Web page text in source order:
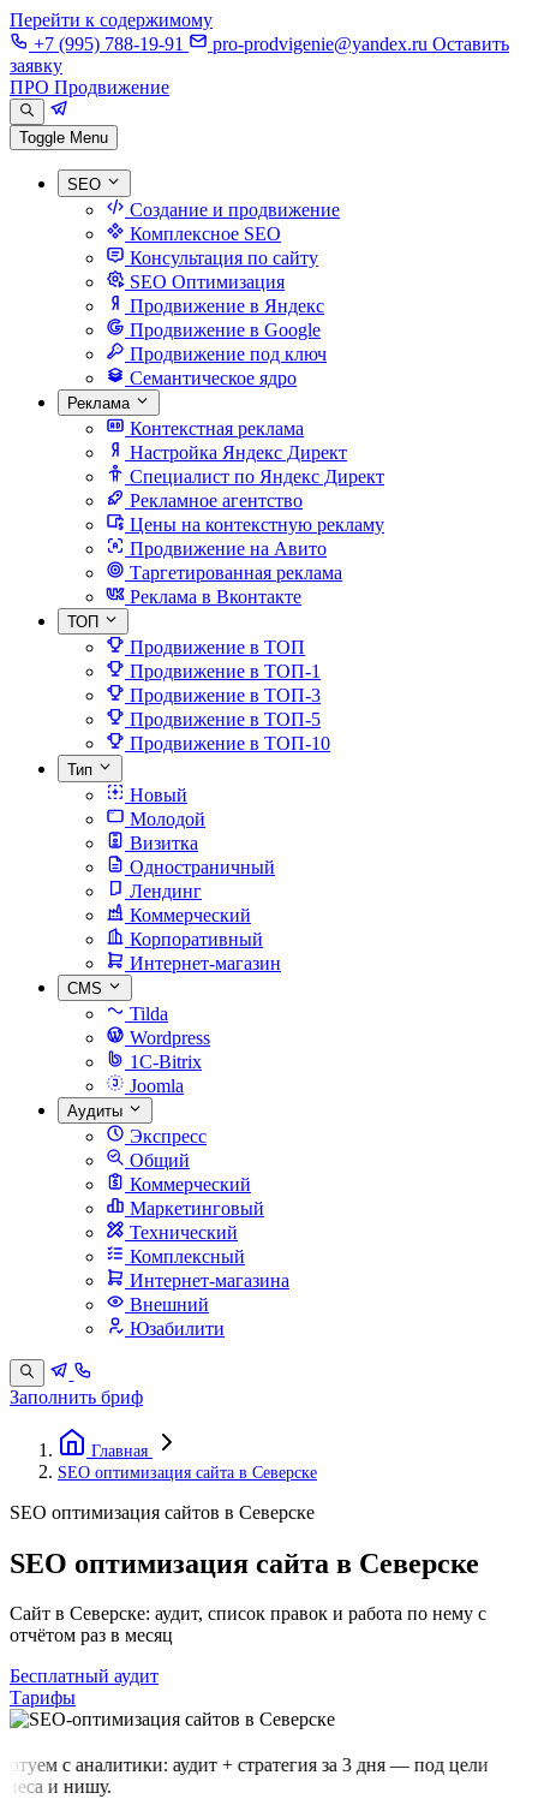
Перейти к содержимому
+7 (995) 788-19-91
pro-prodvigenie@yandex.ru Оставить
заявку
ПРО Продвижение
Toggle Menu
SEO
Создание и продвижение
Комплексное SEO
Консультация по сайту
SEO Оптимизация
Продвижение в Яндекс
Продвижение в Google
Продвижение под ключ
Семантическое ядро
Реклама
Контекстная реклама
Настройка Яндекс Директ
Специалист по Яндекс Директ
Рекламное агентство
Цены на контекстную рекламу
Продвижение на Авито
Таргетированная реклама
Реклама в Вконтакте
ТОП
Продвижение в ТОП
Продвижение в ТОП-1
Продвижение в ТОП-3
Продвижение в ТОП-5
Продвижение в ТОП-10
Тип
Новый
Молодой
Визитка
Одностраничный
Лендинг
Коммерческий
Корпоративный
Интернет-магазин
CMS
Tilda
Wordpress
1C-Bitrix
Joomla
Аудиты
Экспресс
Общий
Коммерческий
Маркетинговый
Технический
Комплексный
Интернет-магазина
Внешний
Юзабилити
Заполнить бриф
Главная
SEO оптимизация сайта в Северске
SEO оптимизация сайтов в Северске
SEO оптимизация сайта в Северске
Сайт в Северске: аудит, список правок и работа по нему с
отчётом раз в месяц
Бесплатный аудит
Тарифы
с аналитики: аудит + стратегия за 3 дня — под цели
и нишу.